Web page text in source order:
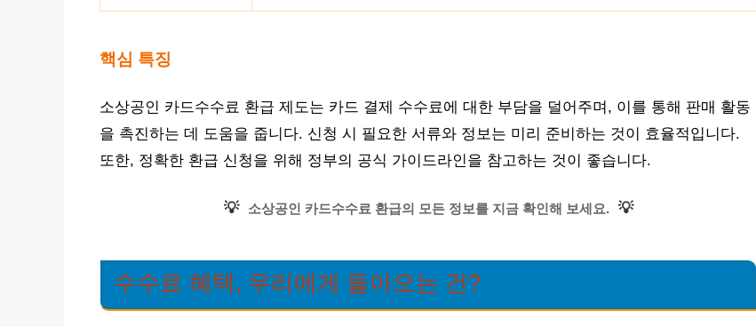
핵심 특징
소상공인 카드수수료 환급 제도는 카드 결제 수수료에 대한 부담을 덜어주며, 이를 통해 판매 활동
을 촉진하는 데 도움을 줍니다. 신청 시 필요한 서류와 정보는 미리 준비하는 것이 효율적입니다.
또한, 정확한 환급 신청을 위해 정부의 공식 가이드라인을 참고하는 것이 좋습니다.
💡 소상공인 카드수수료 환급의 모든 정보를 지금 확인해 보세요. 💡
수수료 혜택, 우리에게 돌아오는 건?